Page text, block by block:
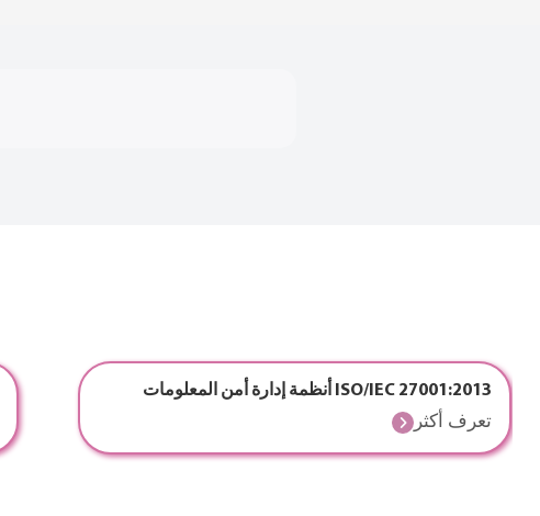
ISO/IEC 27001:2013 أنظمة إدارة أمن المعلومات
تعرف أكثر